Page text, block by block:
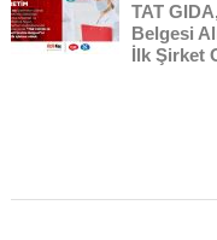
TAT
Belgesi
İlk Şirket